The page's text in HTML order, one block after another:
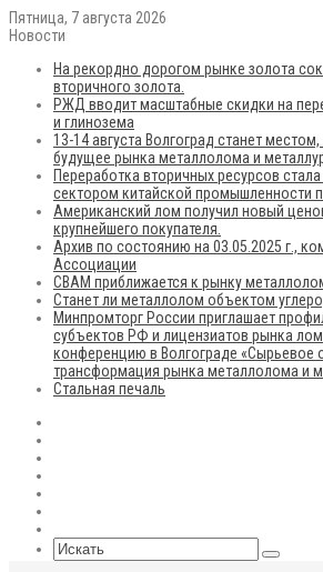
Пятница, 7 августа 2026
Новости
На рекордно дорогом рынке золота
вторичного золота.
РЖД вводит масштабные скидки на
и глинозема
13-14 августа Волгоград станет
будущее рынка металлолома и
Переработка вторичных ресурсов
сектором китайской промышленности
Американский лом получил новый
крупнейшего покупателя.
Архив по состоянию на 03.05.2025 г.,
Ассоциации
CBAM приближается к рынку
Станет ли металлолом объектом
Минпромторг России приглашает
субъектов РФ и лицензиатов рынка
конференцию в Волгограде «Сырьевое
трансформация рынка металлолома и
Стальная печаль
Искать